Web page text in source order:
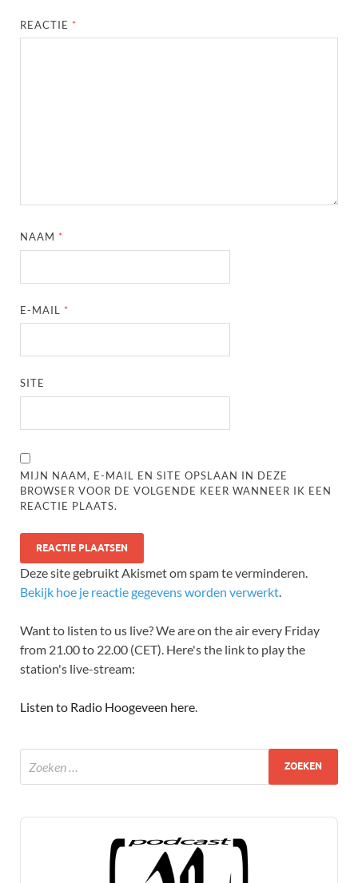
REACTIE *
NAAM *
E-MAIL *
SITE
MIJN NAAM, E-MAIL EN SITE OPSLAAN IN DEZE
BROWSER VOOR DE VOLGENDE KEER WANNEER IK EEN
REACTIE PLAATS.
Deze site gebruikt Akismet om spam te verminderen.
Bekijk hoe je reactie gegevens worden verwerkt.
Want to listen to us live? We are on the air every Friday
from 21.00 to 22.00 (CET). Here's the link to play the
station's live-stream:
Listen to Radio Hoogeveen here.
Audio